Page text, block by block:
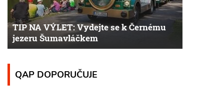
TIP NA VÝLET: Vydejte se k Černému
jezeru Šumavláčkem
QAP DOPORUČUJE